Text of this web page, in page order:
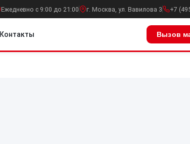
Ежедневно с 9:00 до 21:00 г. Москва, ул. Вавилова 3 +7
Контакты Вызов